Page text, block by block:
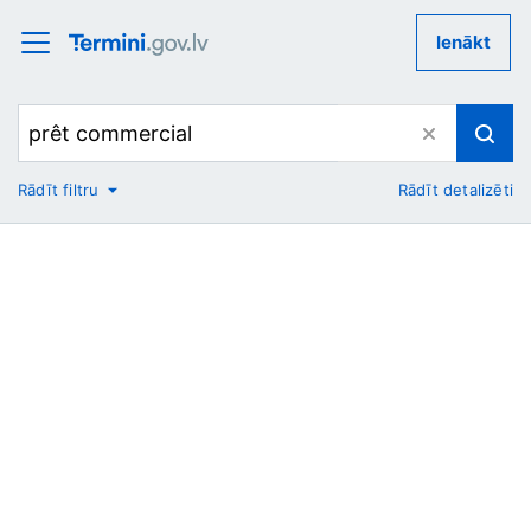
Ienākt
No
Rādīt filtru Rādīt detalizēti